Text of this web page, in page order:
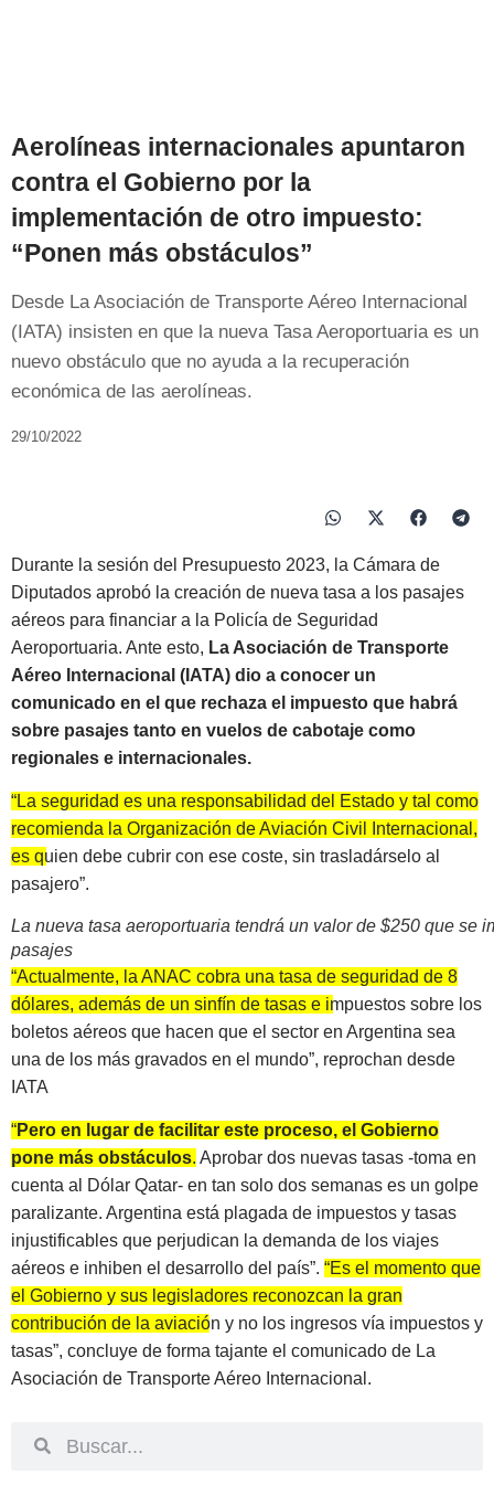
Aerolíneas internacionales apuntaron
contra el Gobierno por la
implementación de otro impuesto:
“Ponen más obstáculos”
Desde La Asociación de Transporte Aéreo Internacional
(IATA) insisten en que la nueva Tasa Aeroportuaria es un
nuevo obstáculo que no ayuda a la recuperación
económica de las aerolíneas.
29/10/2022
Durante la sesión del Presupuesto 2023, la Cámara de
Diputados aprobó la creación de nueva tasa a los pasajes
aéreos para financiar a la Policía de Seguridad
Aeroportuaria. Ante esto, La Asociación de Transporte
Aéreo Internacional (IATA) dio a conocer un
comunicado en el que rechaza el impuesto que habrá
sobre pasajes tanto en vuelos de cabotaje como
regionales e internacionales.
“La seguridad es una responsabilidad del Estado y tal como
recomienda la Organización de Aviación Civil Internacional,
es quien debe cubrir con ese coste, sin trasladárselo al
pasajero”.
La nueva tasa aeroportuaria tendrá un valor de $250 que se
pasajes
“Actualmente, la ANAC cobra una tasa de seguridad de 8
dólares, además de un sinfín de tasas e impuestos sobre los
boletos aéreos que hacen que el sector en Argentina sea
una de los más gravados en el mundo”, reprochan desde
IATA
“Pero en lugar de facilitar este proceso, el Gobierno
pone más obstáculos. Aprobar dos nuevas tasas -toma en
cuenta al Dólar Qatar- en tan solo dos semanas es un golpe
paralizante. Argentina está plagada de impuestos y tasas
injustificables que perjudican la demanda de los viajes
aéreos e inhiben el desarrollo del país”. “Es el momento que
el Gobierno y sus legisladores reconozcan la gran
contribución de la aviación y no los ingresos vía impuestos y
tasas”, concluye de forma tajante el comunicado de La
Asociación de Transporte Aéreo Internacional.